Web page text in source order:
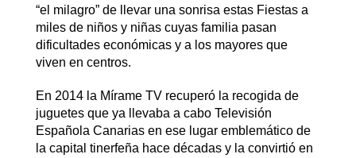
“el milagro” de llevar una sonrisa estas Fiestas a
miles de niños y niñas cuyas familia pasan
dificultades económicas y a los mayores que
viven en centros.
En 2014 la Mírame TV recuperó la recogida de
juguetes que ya llevaba a cabo Televisión
Española Canarias en ese lugar emblemático de
la capital tinerfeña hace décadas y la convirtió en